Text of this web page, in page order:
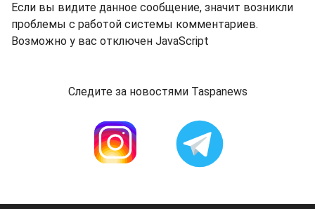
Если вы видите данное сообщение, значит возникли
проблемы с работой системы комментариев.
Возможно у вас отключен JavaScript
Следите за новостями Taspanews